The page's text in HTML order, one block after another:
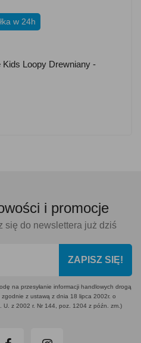
w 24h
Loopy Drewniany -
i promocje
się do newslettera już dziś
ZAPISZ SIĘ!
na przesyłanie informacji handlowych drogą
z ustawą z dnia 18 lipca 2002r. o
U. z 2002 r. Nr 144, poz. 1204 z późn. zm.)